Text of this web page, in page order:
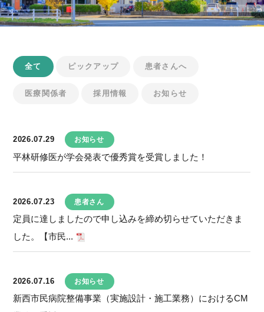
全て ピックアップ 患者さんへ
医療関係者 採用情報 お知らせ
2026.07.29 お知らせ
平林研修医が学会発表で優秀賞を受賞しました！
2026.07.23 患者さん
定員に達しましたので申し込みを締め切らせていただきま
した。【市民...
2026.07.16 お知らせ
新西市民病院整備事業（実施設計・施工業務）におけるCM